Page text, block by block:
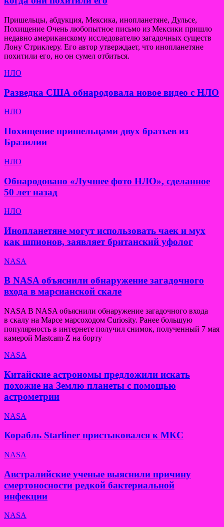
Пришельцы, абдукция, Мексика, инопланетяне, Дульсе,
Похищение Очень любопытное письмо из Мексики пришло
недавно американскому исследователю загадочных существ
Лону Стриклеру. Его автор утверждает, что инопланетяне
похитили его, но он сумел отбиться.
НЛО
Разведка США обнародовала новое видео с НЛО
НЛО
Похищение пришельцами двух братьев из
Бразилии
НЛО
Обнародовано «Лучшее фото НЛО», сделанное
50 лет назад
НЛО
Инопланетяне могут использовать чаек и мух
как шпионов, заявляет британский уфолог
NASA
В NASA объяснили обнаружение загадочного
входа в марсианской скале
NASA В NASA объяснили обнаружение загадочного входа
в скалу на Марсе марсоходом Curiosity. Ранее большую
популярность в интернете получил снимок, полученный 7 мая
камерой Mastcam-Z на борту
NASA
Китайские астрономы предложили искать
похожие на Землю планеты с помощью
астрометрии
NASA
Корабль Starliner пристыковался к МКС
NASA
Австралийские ученые выяснили причину
смертоносности редкой бактериальной
инфекции
NASA